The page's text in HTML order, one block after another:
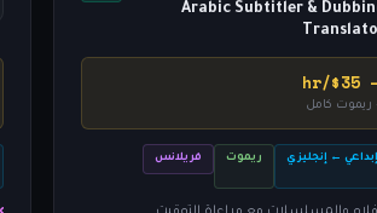
Arabic Subtitler &
ريموت كامل
← إنجليزي ريموت فريلانس